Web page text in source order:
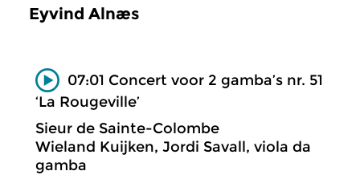
Eyvind Alnæs
07:01 Concert voor 2 gamba’s nr. 51
‘La Rougeville’
Sieur de Sainte-Colombe
Wieland Kuijken, Jordi Savall, viola da
gamba